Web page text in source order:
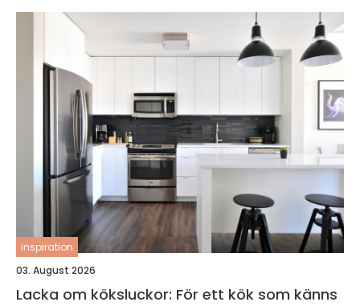
inspiration
03. August 2026
Lacka om köksluckor: För ett kök som känns